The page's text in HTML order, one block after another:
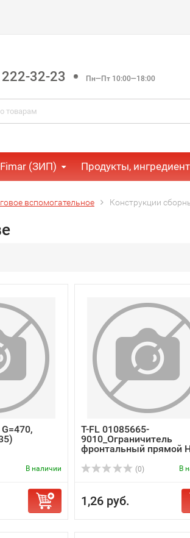
32-23 Пн—Пт 10:00—18:00
(ЗИП) Продукты,
вспомогательное Конструкции
В наличии
T-FL 01085665-
9010_Ограничитель
фронтальный прямой
(0) В
1,26 руб.